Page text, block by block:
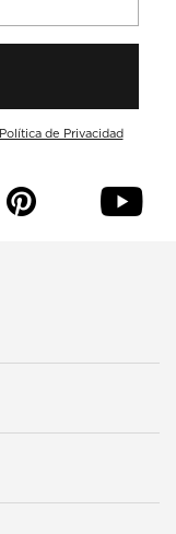
Política de Privacidad
p y